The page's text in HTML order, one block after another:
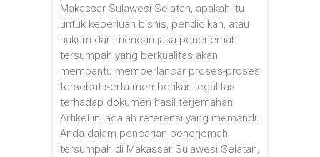
Makassar Sulawesi Selatan, apakah itu
untuk keperluan bisnis, pendidikan, atau
hukum dan mencari jasa penerjemah
tersumpah yang berkualitas akan
membantu memperlancar proses-proses
tersebut serta memberikan legalitas
terhadap dokumen hasil terjemahan.
Artikel ini adalah referensi yang memandu
Anda dalam pencarian penerjemah
tersumpah di Makassar Sulawesi Selatan,